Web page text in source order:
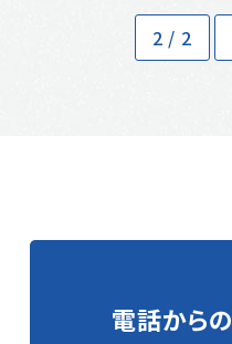
2 / 2
電話からの